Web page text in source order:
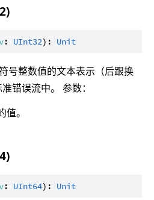
: UInt32): Unit
号整数值的文本表示（后跟换
错误流中。 参数：
值。
: UInt64): Unit